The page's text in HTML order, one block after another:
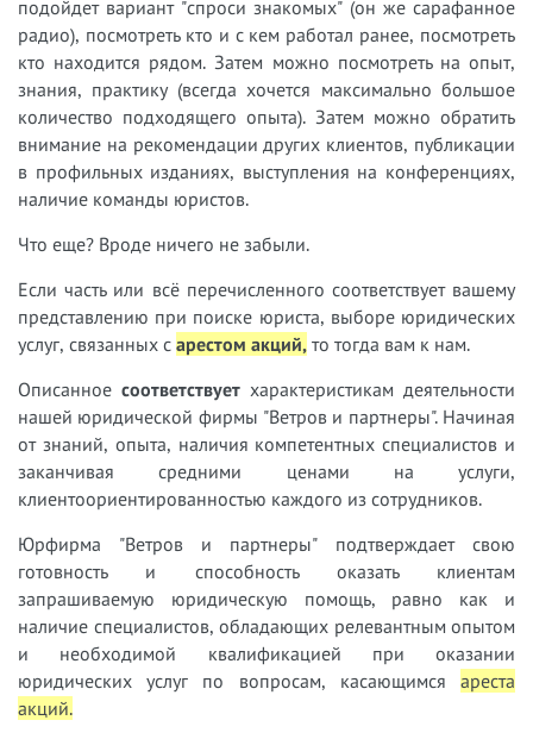
подойдет вариант "спроси знакомых" (он же сарафанное
радио), посмотреть кто и с кем работал ранее, посмотреть
кто находится рядом. Затем можно посмотреть на опыт,
знания, практику (всегда хочется максимально большое
количество подходящего опыта). Затем можно обратить
внимание на рекомендации других клиентов, публикации
в профильных изданиях, выступления на конференциях,
наличие команды юристов.
Что еще? Вроде ничего не забыли.
Если часть или всё перечисленного соответствует вашему
представлению при поиске юриста, выборе юридических
услуг, связанных с арестом акций, то тогда вам к нам.
Описанное соответствует характеристикам деятельности
нашей юридической фирмы "Ветров и партнеры". Начиная
от знаний, опыта, наличия компетентных специалистов и
заканчивая средними ценами на услуги,
клиентоориентированностью каждого из сотрудников.
Юрфирма "Ветров и партнеры" подтверждает свою
готовность и способность оказать клиентам
запрашиваемую юридическую помощь, равно как и
наличие специалистов, обладающих релевантным опытом
и необходимой квалификацией при оказании
юридических услуг по вопросам, касающимся ареста
акций.